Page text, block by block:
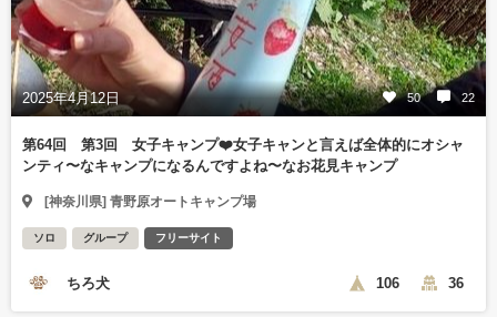
2025年4月12日 50 22
第64回 第3回 女子キャンプ❤️女子キャンと言えば全体的にオシャ
ンティ〜なキャンプになるんですよね〜なお花見キャンプ
[神奈川県] 青野原オートキャンプ場
ソロ グループ フリーサイト
ちろ犬 106 36